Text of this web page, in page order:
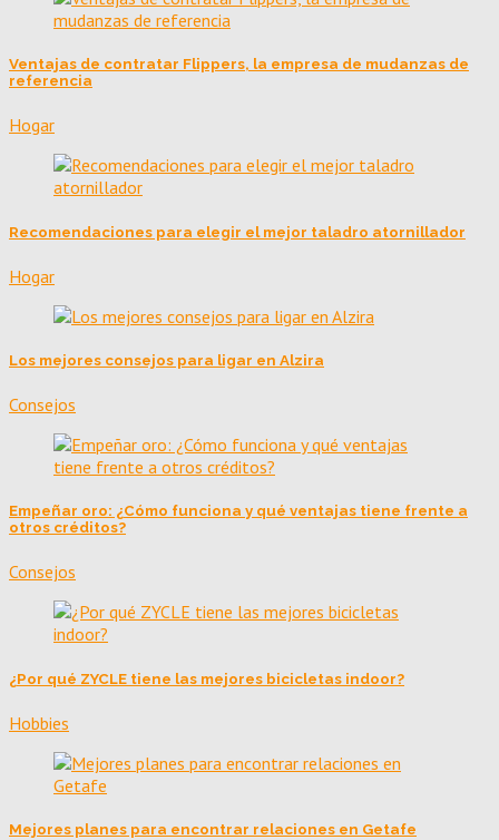
Ventajas de contratar Flippers, la empresa de mudanzas de
referencia
Hogar
Recomendaciones para elegir el mejor taladro atornillador
Hogar
Los mejores consejos para ligar en Alzira
Consejos
Empeñar oro: ¿Cómo funciona y qué ventajas tiene frente a
otros créditos?
Consejos
¿Por qué ZYCLE tiene las mejores bicicletas indoor?
Hobbies
Mejores planes para encontrar relaciones en Getafe